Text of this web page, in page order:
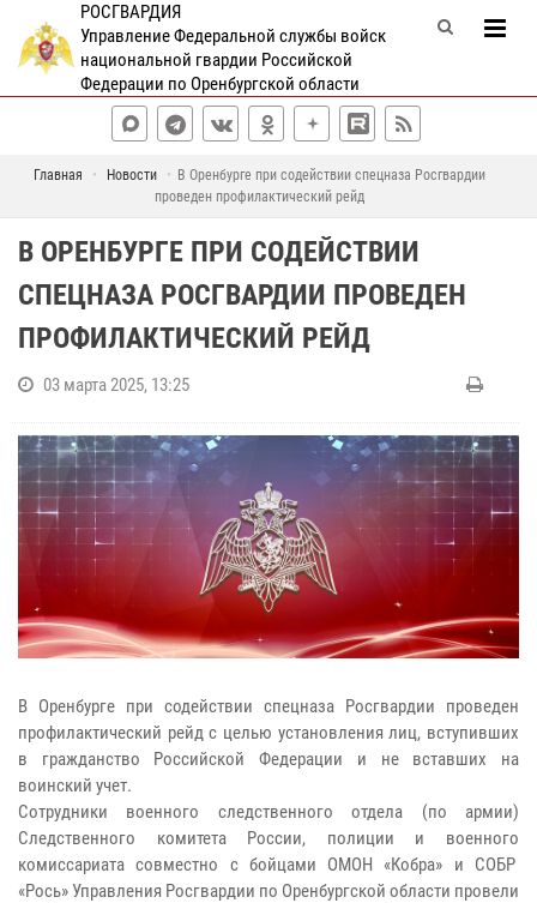
РОСГВАРДИЯ
Управление Федеральной службы войск
национальной гвардии Российской
Федерации по Оренбургской области
Главная Новости
В Оренбурге при содействии спецназа Росгвардии
проведен профилактический рейд
В ОРЕНБУРГЕ ПРИ СОДЕЙСТВИИ
СПЕЦНАЗА РОСГВАРДИИ ПРОВЕДЕН
ПРОФИЛАКТИЧЕСКИЙ РЕЙД
03 марта 2025, 13:25
В Оренбурге при содействии спецназа Росгвардии проведен
профилактический рейд с целью установления лиц, вступивших
в гражданство Российской Федерации и не вставших на
воинский учет.
Сотрудники военного следственного отдела (по армии)
Следственного комитета России, полиции и военного
комиссариата совместно с бойцами ОМОН «Кобра» и СОБР
«Рось» Управления Росгвардии по Оренбургской области провели